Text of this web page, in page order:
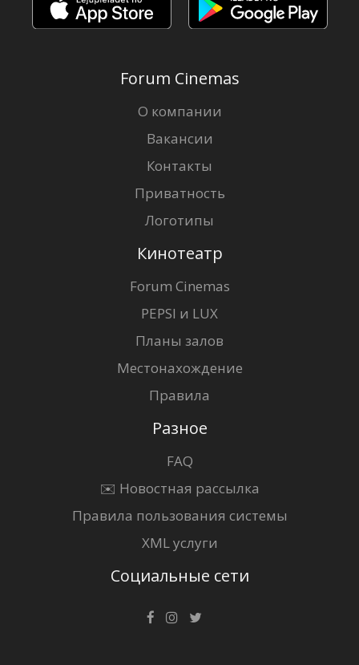
Forum Cinemas
О компании
Вакансии
Контакты
Приватность
Логотипы
Кинотеатр
Forum Cinemas
PEPSI и LUX
Планы залов
Местонахождение
Правила
Разное
FAQ
✉️ Новостная рассылка
Правила пользования системы
XML услуги
Социальные сети